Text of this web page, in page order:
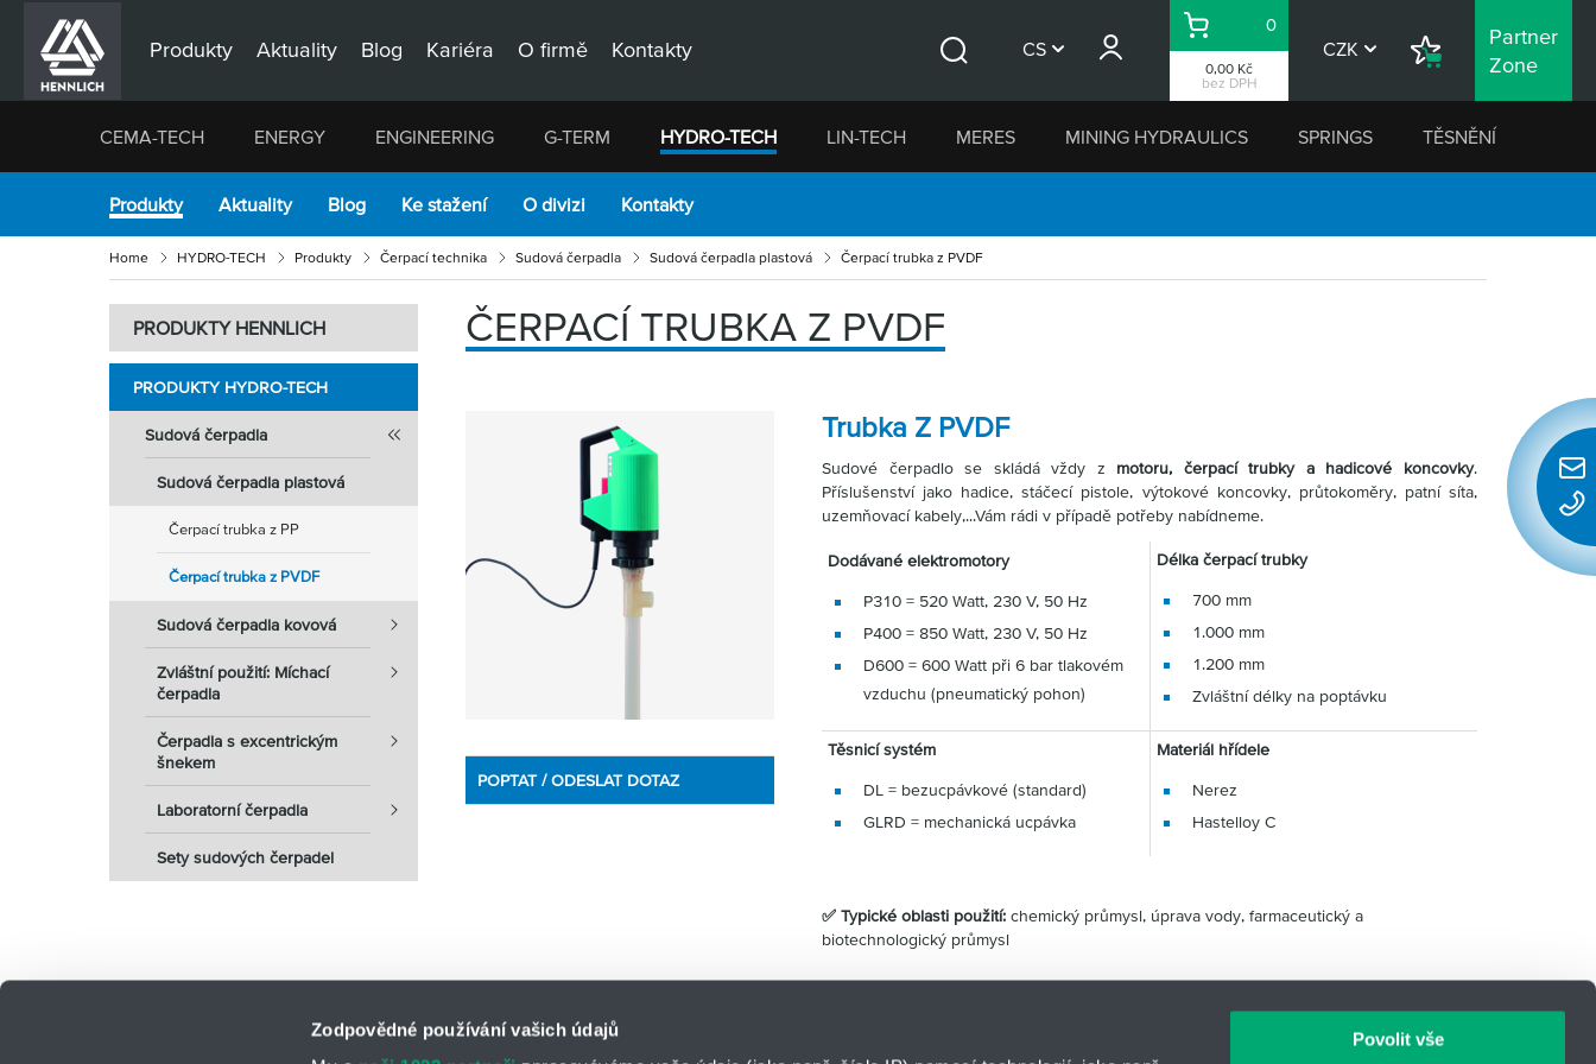
Zodpovědné používání vašich údajů
Povolit vše
Produkty Aktuality Blog Kariéra O firmě Kontakty CS
0,00 Kč
bez DPH
Košík
0
CZK
Nákupní
Partner
Zone
CEMA-TECH ENERGY ENGINEERING G-TERM HYDRO-TECH LIN-TECH MERES MINING HYDRAULICS SPRINGS TĚSNĚNÍ
Produkty Aktuality Blog Ke stažení O divizi Kontakty
Home HYDRO-TECH Produkty Čerpací technika Sudová čerpadla Sudová čerpadla plastová Čerpací trubka z PVDF
PRODUKTY HENNLICH
PRODUKTY HYDRO-TECH
Sudová čerpadla
Sudová čerpadla plastová
Čerpací trubka z PP
Čerpací trubka z PVDF
Sudová čerpadla kovová
Zvláštní použití: Míchací
čerpadla
Čerpadla s excentrickým
šnekem
Laboratorní čerpadla
Sety sudových čerpadel
ČERPACÍ TRUBKA Z PVDF
POPTAT / ODESLAT DOTAZ
Trubka Z PVDF
Sudové čerpadlo se skládá vždy z motoru, čerpací trubky a hadicové koncovky.
Příslušenství jako hadice, stáčecí pistole, výtokové koncovky, průtokoměry, patní síta,
uzemňovací kabely,...Vám rádi v případě potřeby nabídneme.
Dodávané elektromotory
P310 = 520 Watt, 230 V, 50 Hz
P400 = 850 Watt, 230 V, 50 Hz
D600 = 600 Watt při 6 bar tlakovém
vzduchu (pneumatický pohon)
Délka čerpací trubky
700 mm
1.000 mm
1.200 mm
Zvláštní délky na poptávku
Těsnicí systém
DL = bezucpávkové (standard)
GLRD = mechanická ucpávka
Materiál hřídele
Nerez
Hastelloy C
✅ Typické oblasti použití: chemický průmysl, úprava vody, farmaceutický a
biotechnologický průmysl